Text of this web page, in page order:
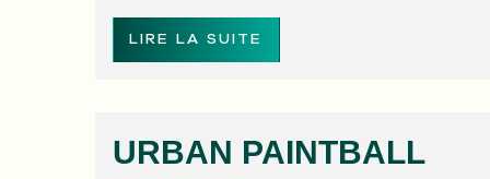
LIRE LA SUITE
URBAN PAINTBALL